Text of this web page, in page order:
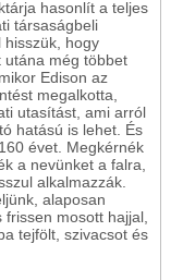
hasonlít a teljes
társaságbeli
hisszük, hogy
utána még többet
Edison az
megalkotta,
utasítást, ami arról
hatású is lehet. És
évet. Megkérnék
a nevünket a falra,
alkalmazzák.
alaposan
mosott hajjal,
tejfölt, szivacsot és